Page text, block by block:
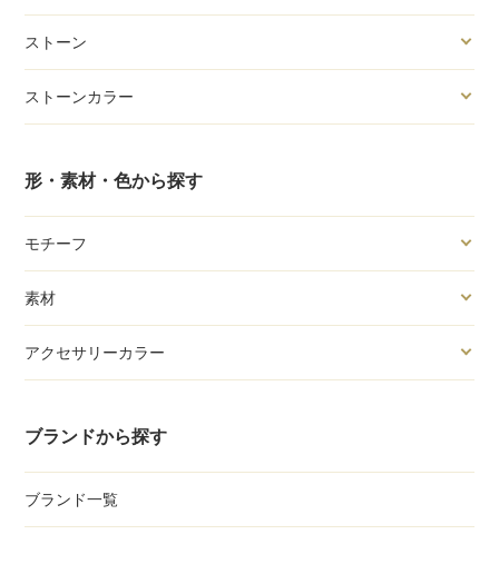
ストーン
ストーンカラー
形・素材・色から探す
モチーフ
素材
アクセサリーカラー
ブランドから探す
ブランド一覧